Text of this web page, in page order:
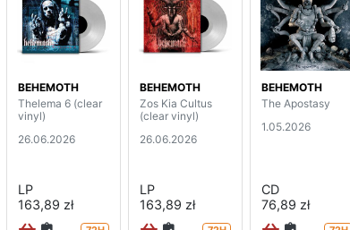
BEHEMOTH
Thelema 6 (clear
vinyl)
26.06.2026
LP
163,89 zł
BEHEMOTH
Zos Kia Cultus
(clear vinyl)
26.06.2026
LP
163,89 zł
BEHEMOTH
The Apostasy
1.05.2026
CD
76,89 zł